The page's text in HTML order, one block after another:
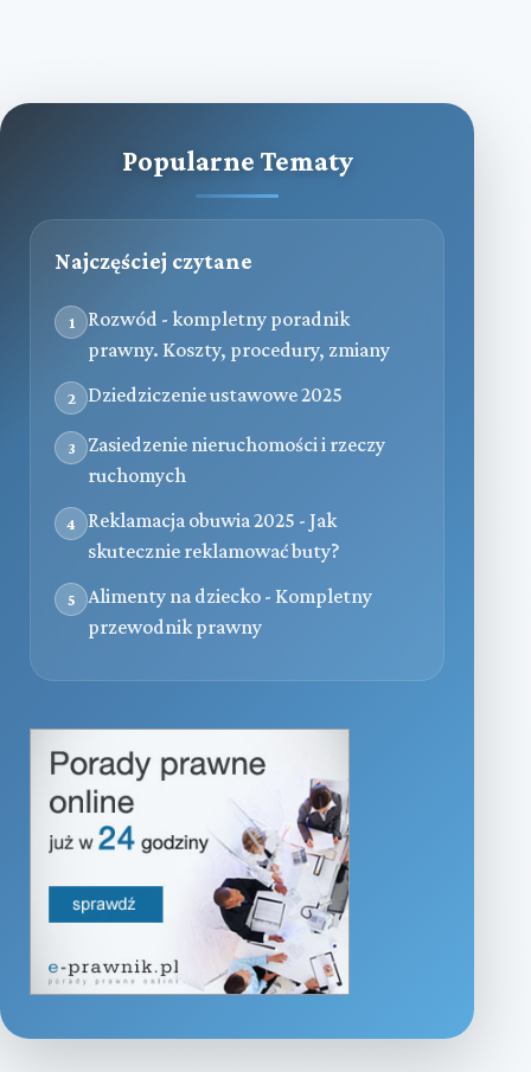
Popularne Tematy
Najczęściej czytane
1
Rozwód - kompletny poradnik
prawny. Koszty, procedury, zmiany
2 Dziedziczenie ustawowe 2025
3
Zasiedzenie nieruchomości i rzeczy
ruchomych
4
Reklamacja obuwia 2025 - Jak
skutecznie reklamować buty?
5
Alimenty na dziecko - Kompletny
przewodnik prawny